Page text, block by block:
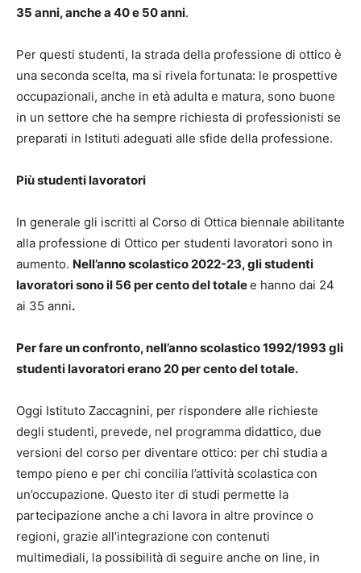
35 anni, anche a 40 e 50 anni.
Per questi studenti, la strada della professione di ottico è
una seconda scelta, ma si rivela fortunata: le prospettive
occupazionali, anche in età adulta e matura, sono buone
in un settore che ha sempre richiesta di professionisti se
preparati in Istituti adeguati alle sfide della professione.
Più studenti lavoratori
In generale gli iscritti al Corso di Ottica biennale abilitante
alla professione di Ottico per studenti lavoratori sono in
aumento. Nell’anno scolastico 2022-23, gli studenti
lavoratori sono il 56 per cento del totalee hanno dai 24
ai 35 anni.
Per fare un confronto, nell’anno scolastico 1992/1993 gli
studenti lavoratori erano 20 per cento del totale.
Oggi Istituto Zaccagnini, per rispondere alle richieste
degli studenti, prevede, nel programma didattico, due
versioni del corso per diventare ottico: per chi studia a
tempo pieno e per chi concilia l’attività scolastica con
un’occupazione. Questo iter di studi permette la
partecipazione anche a chi lavora in altre province o
regioni, grazie all’integrazione con contenuti
multimediali, la possibilità di seguire anche on line, in